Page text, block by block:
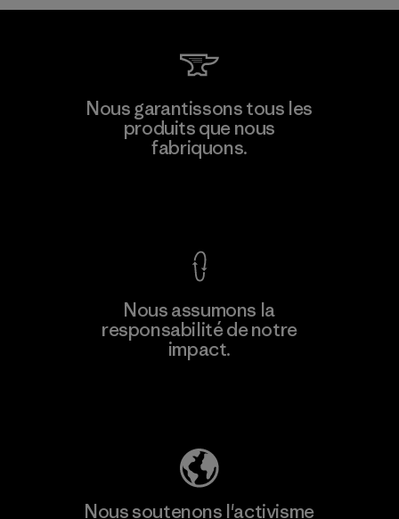
plus
Ceylon Knit Trend (Pvt) Ltd. -
Eheliyagoda
Nous garantissons tous les
produits que nous
fabriquons.
Nous assumons la
responsabilité de notre
impact.
Nous soutenons l'activisme